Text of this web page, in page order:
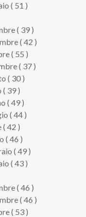
( 51 )
( 39 )
( 42 )
( 55 )
( 37 )
( 30 )
( 39 )
( 49 )
( 44 )
( 42 )
( 46 )
( 49 )
( 43 )
( 46 )
( 46 )
( 53 )